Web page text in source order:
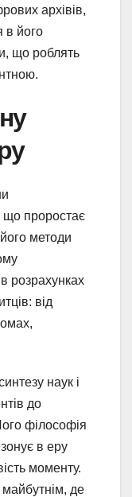
архівів,
в його
що роблять
що проростає
методи
розрахунках
від
наук і
до
філософія
в еру
моменту.
де